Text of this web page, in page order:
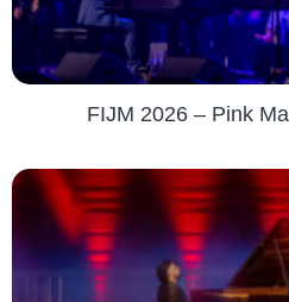
FIJM 2026 – Pink